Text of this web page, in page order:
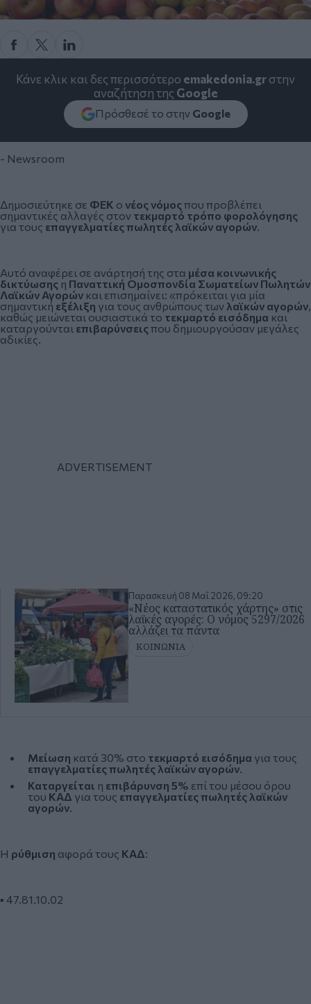
Κάνε κλικ και δες περισσότερο emakedonia.grστην
αναζήτηση της Google
Πρόσθεσέ το στην Google
- Newsroom
Δημοσιεύτηκε σε ΦΕΚ ο νέος νόμοςπου προβλέπει
σημαντικές αλλαγές στον τεκμαρτό τρόπο φορολόγησης
για τους επαγγελματίες πωλητές λαϊκών αγορών.
Αυτό αναφέρει σε ανάρτησή της στα μέσα κοινωνικής
δικτύωσης η Παναττική Ομοσπονδία Σωματείων Πωλητών
Λαϊκών Αγορών και επισημαίνει: «πρόκειται για μία
σημαντική εξέλιξη για τους ανθρώπους των λαϊκών αγορών,
καθώς μειώνεται ουσιαστικά τοτεκμαρτό εισόδημα και
καταργούνται επιβαρύνσειςπου δημιουργούσαν μεγάλες
αδικίες.
Παρασκευή 08 Μαΐ 2026, 09:20
«Νέος καταστατικός χάρτης» στις
λαϊκές αγορές: Ο νόμος 5297/2026
αλλάζει τα πάντα
ΚΟΙΝΩΝΙΑ
Μείωση κατά 30% στο τεκμαρτό εισόδημα για τους
επαγγελματίες πωλητές λαϊκών αγορών.
Καταργείται η επιβάρυνση 5% επί του μέσου όρου
του ΚΑΔ για τους επαγγελματίες πωλητές λαϊκών
αγορών
Η ρύθμιση αφορά τους ΚΑΔ:
▪️ 47.81.10.02